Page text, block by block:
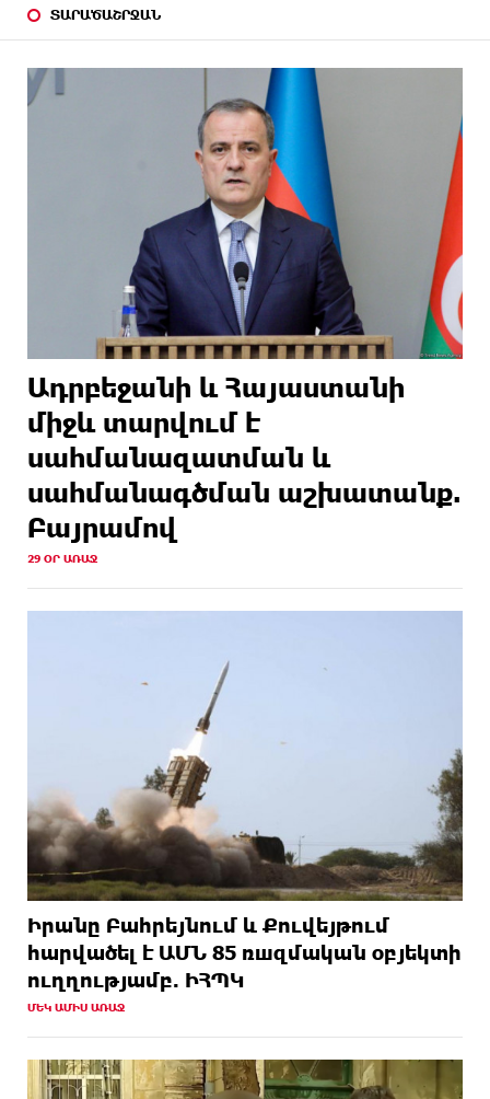
ՏԱՐԱԾԱՇՐՋԱՆ
Ադրբեջանի և Հայաստանի
միջև տարվում է
սահմանազատման և
սահմանագծման աշխատանք.
Բայրամով
29 ՕՐ ԱՌԱՋ
Իրանը Բահրեյնում և Քուվեյթում
hարվածել է ԱՄՆ 85 ռшզմական օբյեկտի
ուղղությամբ. ԻՀՊԿ
ՄԵԿ ԱՄԻՍ ԱՌԱՋ